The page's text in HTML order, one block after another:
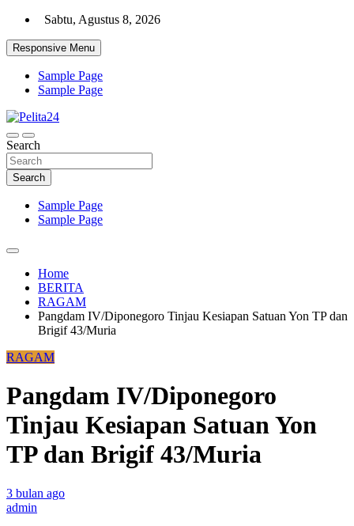
Skip
content
Sabtu, Agustus 8, 2026
Responsive Menu
Sample Page
Sample Page
Pelita24
Aktual, Mendalam dan Terpercaya
Search
Search
Sample Page
Sample Page
Home
BERITA
RAGAM
Pangdam IV/Diponegoro Tinjau Kesiapan Satuan Yon TP dan
Brigif 43/Muria
RAGAM
Pangdam IV/Diponegoro
Tinjau Kesiapan Satuan Yon
TP dan Brigif 43/Muria
3 bulan ago
admin